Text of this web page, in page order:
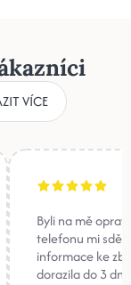
VÍCE
Byli na mě
telefonu mi
informace ke
dorazila do 3